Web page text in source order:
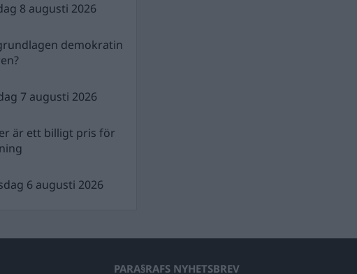
8 augusti 2026
demokratin
7 augusti 2026
är ett billigt pris för
6 augusti 2026
PARA§RAFS NYHETSBREV